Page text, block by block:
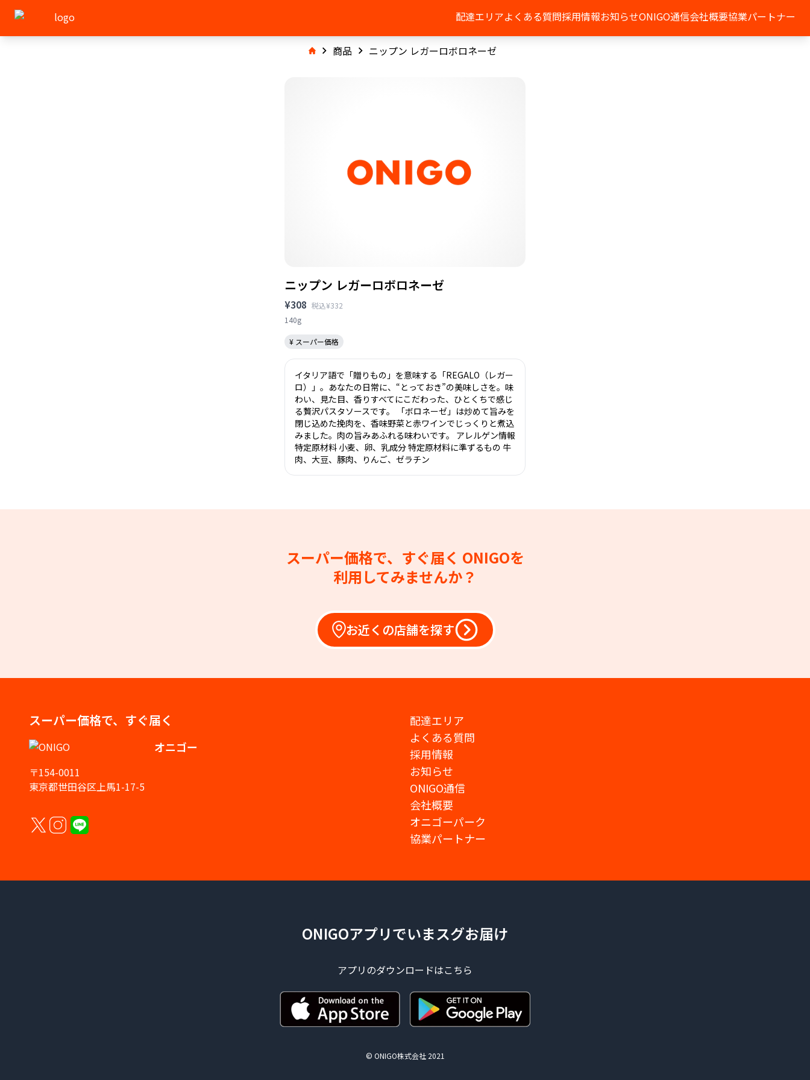
配達エリアよくある質問採用情報お知らせONIGO通信会社概要協業パートナー
商品 ニップン レガーロボロネーゼ
ニップン レガーロボロネーゼ
¥308 税込¥332
140g
¥ スーパー価格
イタリア語で「贈りもの」を意味する「REGALO（レガー
ロ）」。あなたの日常に、“とっておき”の美味しさを。味
わい、見た目、香りすべてにこだわった、ひとくちで感じ
る贅沢パスタソースです。 「ボロネーゼ」は炒めて旨みを
閉じ込めた挽肉を、香味野菜と赤ワインでじっくりと煮込
みました。肉の旨みあふれる味わいです。 アレルゲン情報
特定原材料 小麦、卵、乳成分 特定原材料に準ずるもの 牛
肉、大豆、豚肉、りんご、ゼラチン
スーパー価格で、すぐ届く ONIGOを
利用してみませんか？
お近くの店舗を探す
スーパー価格で、すぐ届く
オニゴー
〒154-0011
東京都世田谷区上馬1-17-5
配達エリア
よくある質問
採用情報
お知らせ
ONIGO通信
会社概要
オニゴーパーク
協業パートナー
ONIGOアプリでいまスグお届け
アプリのダウンロードはこちら
© ONIGO株式会社 2021